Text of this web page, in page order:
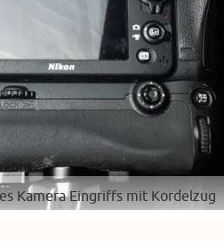
Kamera Eingriffs mit Kordelzug